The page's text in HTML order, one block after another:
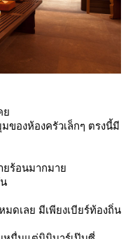
ค
ของห้องครัวเล็กๆ ตรงนี้มี
ายร้อนมากมา
มดเลย มีเพียงเบียร์ท้องถิ่น